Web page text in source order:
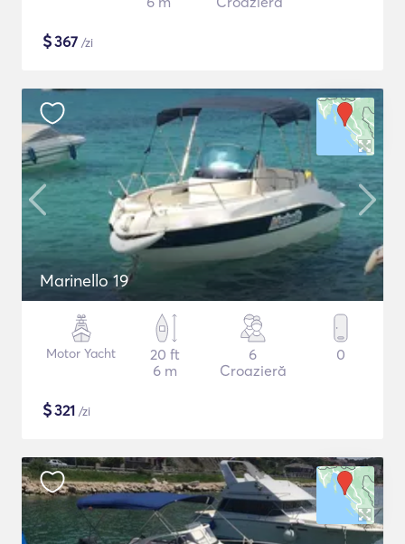
$367 /zi
Marinello 19
Motor Yacht
20 ft
6 m
6
Croazieră
0
$321 /zi